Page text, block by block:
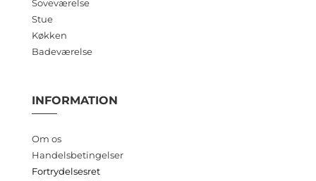
Soveværelse
Stue
Køkken
Badeværelse
INFORMATION
Om os
Handelsbetingelser
Fortrydelsesret